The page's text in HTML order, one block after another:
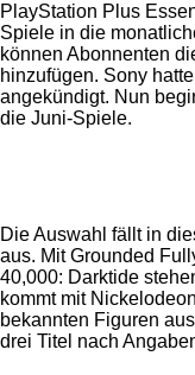
PlayStation Plus
Spiele in die
können Abonnenten
hinzufügen. Sony
angekündigt. Nun
die Juni-Spiele.
Die Auswahl fällt in
aus. Mit Grounded
40,000: Darktide
kommt mit
bekannten Figuren
drei Titel nach